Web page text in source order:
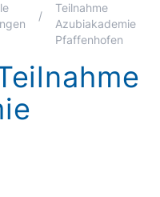
/
Teilnahme
Azubiakademie
Pfaffenhofen